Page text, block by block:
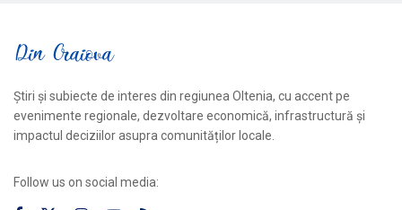
Știri și subiecte de interes din regiunea Oltenia, cu accent pe
evenimente regionale, dezvoltare economică, infrastructură și
impactul deciziilor asupra comunităților locale.
Follow us on social media: